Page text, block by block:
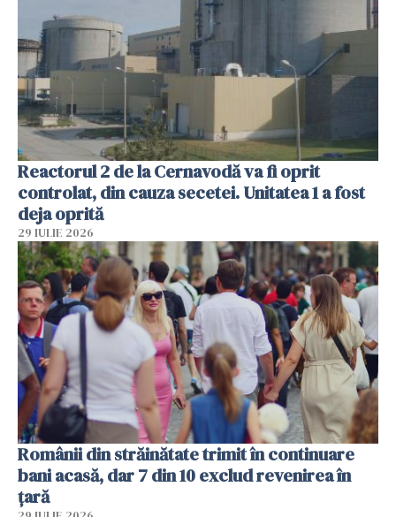
Reactorul 2 de la Cernavodă va fi oprit
controlat, din cauza secetei. Unitatea 1 a fost
deja oprită
29 IULIE 2026
Românii din străinătate trimit în continuare
bani acasă, dar 7 din 10 exclud revenirea în
țară